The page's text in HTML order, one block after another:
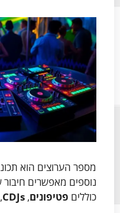
מספר הערוצים הוא
נוספים מאפשרים
כוללים פטיפונים,
CDJs